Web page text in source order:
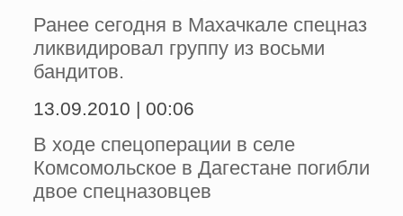
Ранее сегодня в Махачкале спецназ
ликвидировал группу из восьми
бандитов.
13.09.2010 | 00:06
В ходе спецоперации в селе
Комсомольское в Дагестане погибли
двое спецназовцев